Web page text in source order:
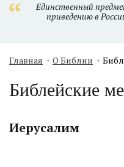
Единственный
приведению в
Главная О Библии
Библейские
Иерусалим